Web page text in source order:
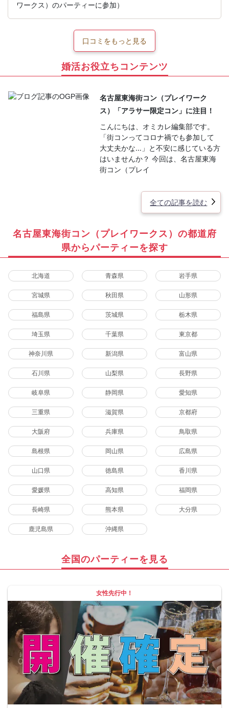
ワークス）のパーティーに参加）
口コミをもっと見る
婚活お役立ちコンテンツ
名古屋東海街コン（プレイワーク
ス）「アラサー限定コン」に注目！
こんにちは、オミカレ編集部です。
「街コンってコロナ禍でも参加して
大丈夫かな…」と不安に感じている方
はいませんか？ 今回は、名古屋東海
街コン（プレイ
全ての記事を読む
名古屋東海街コン（プレイワークス）の都道府
県からパーティーを探す
北海道 青森県 岩手県
宮城県 秋田県 山形県
福島県 茨城県 栃木県
埼玉県 千葉県 東京都
神奈川県 新潟県 富山県
石川県 山梨県 長野県
岐阜県 静岡県 愛知県
三重県 滋賀県 京都府
大阪府 兵庫県 鳥取県
島根県 岡山県 広島県
山口県 徳島県 香川県
愛媛県 高知県 福岡県
長崎県 熊本県 大分県
鹿児島県 沖縄県
全国のパーティーを見る
女性先行中！